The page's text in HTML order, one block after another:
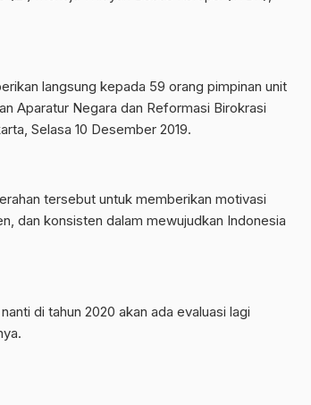
langsung kepada 59 orang pimpinan unit
Aparatur Negara dan Reformasi Birokrasi
Selasa 10 Desember 2019.
tersebut untuk memberikan motivasi
dan konsisten dalam mewujudkan Indonesia
di tahun 2020 akan ada evaluasi lagi